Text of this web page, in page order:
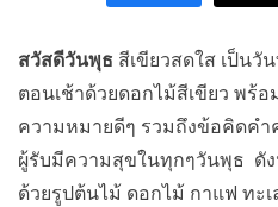
สวัสดีวันพุธ สีเขียวสดใส เป็น
ตอนเช้าด้วยดอกไม้สีเขียว พร้
ความหมายดีๆ รวมถึงข้อคิดค
ผู้รับมีความสุขในทุกๆวันพุธ ดั
ด้วยรูปต้นไม้ ดอกไม้ กาแฟ ทะ